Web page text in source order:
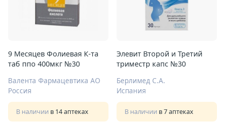
9 Месяцев Фолиевая К-та
таб ппо 400мкг №30
Валента Фармацевтика АО
Россия
В наличии в 14 аптеках
Элевит Второй и Третий
триместр капс №30
Берлимед С.А.
Испания
В наличии в 7 аптеках